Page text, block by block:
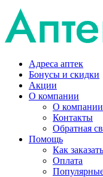
Адреса аптек
Бонусы и скидки
Акции
О компании
О компании
Контакты
Обратная
Помощь
Как заказать
Оплата